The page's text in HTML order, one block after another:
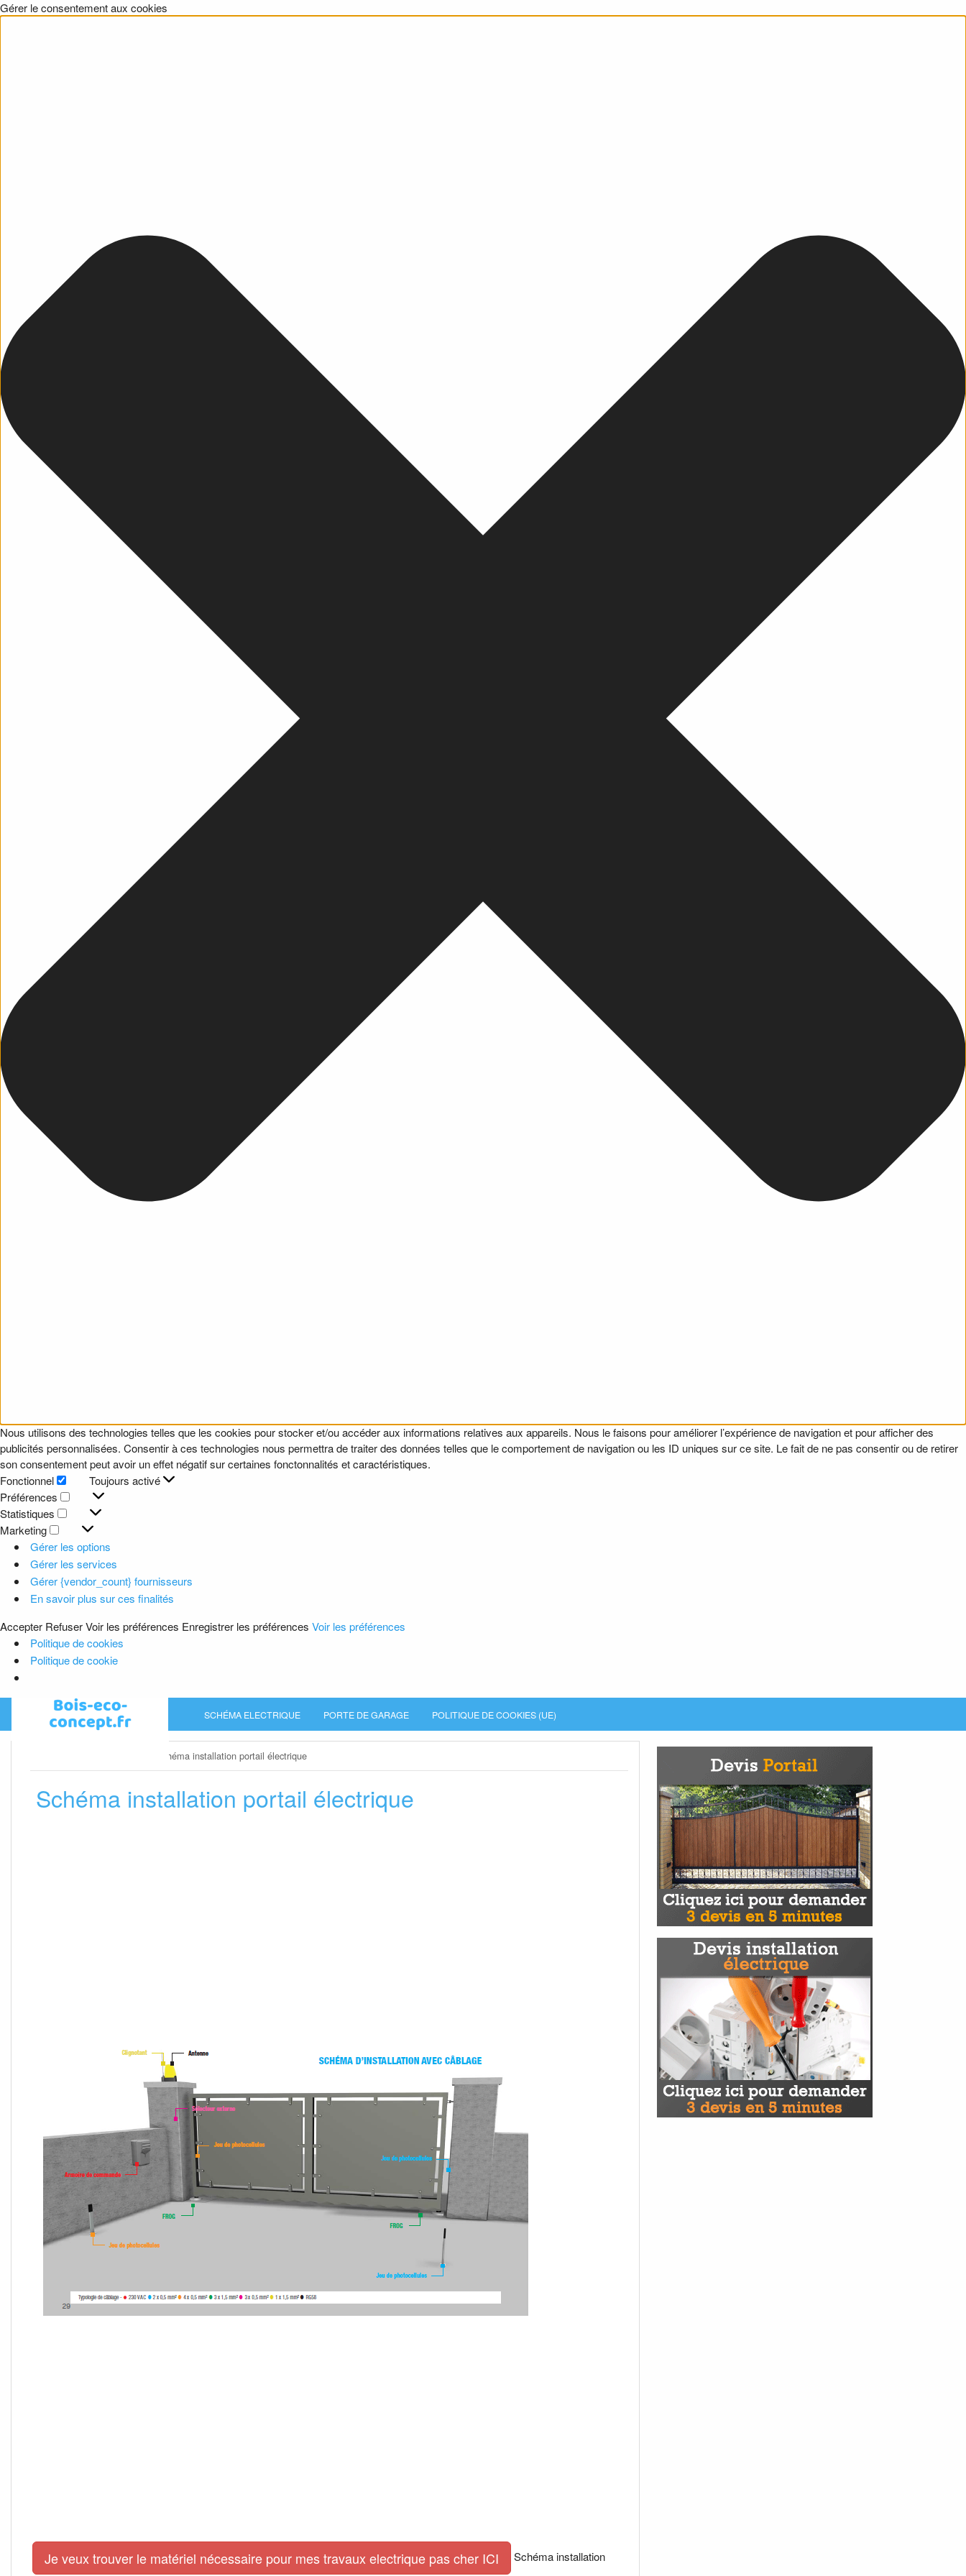
Gérer le consentement aux cookies
Nous utilisons des technologies telles que les cookies pour stocker et/ou accéder aux informations relatives aux appareils. Nous le faisons pour améliorer l’expérience de navigation et pour afficher des
publicités personnalisées. Consentir à ces technologies nous permettra de traiter des données telles que le comportement de navigation ou les ID uniques sur ce site. Le fait de ne pas consentir ou de retirer
son consentement peut avoir un effet négatif sur certaines fonctonnalités et caractéristiques.
Fonctionnel
Fonctionnel
Toujours activé
Préférences
Préférences
Statistiques
Statistiques
Marketing
Marketing
Gérer les options
Gérer les services
Gérer {vendor_count} fournisseurs
En savoir plus sur ces finalités
Accepter RefuserVoir les préférences Enregistrer les préférences Voir les préférences
Politique de cookies
Politique de cookie
SCHÉMA ELECTRIQUE PORTE DE GARAGE POLITIQUE DE COOKIES (UE)
Schéma installation portail électrique
Schéma installation portail électrique
Je veux trouver le matériel nécessaire pour mes travaux electrique pas cher ICI
Schéma installation